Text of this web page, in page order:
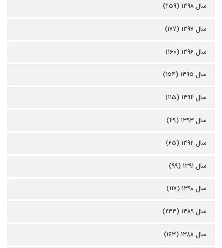
سال ۱۳۹۸ (۲۵۹)
سال ۱۳۹۷ (۱۷۷)
سال ۱۳۹۶ (۱۶۰)
سال ۱۳۹۵ (۱۵۴)
سال ۱۳۹۴ (۱۱۵)
سال ۱۳۹۳ (۴۹)
سال ۱۳۹۲ (۶۵)
سال ۱۳۹۱ (۹۹)
سال ۱۳۹۰ (۱۱۷)
سال ۱۳۸۹ (۲۳۳)
سال ۱۳۸۸ (۱۶۳)